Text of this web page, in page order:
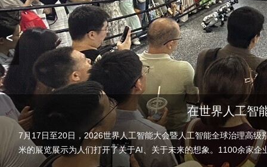
在世界人工智
7月17日至20日，2026世界人工智能大会暨人工智能全球治理高级
米的展览展示为人们打开了关于AI、关于未来的想象。1100余家
<